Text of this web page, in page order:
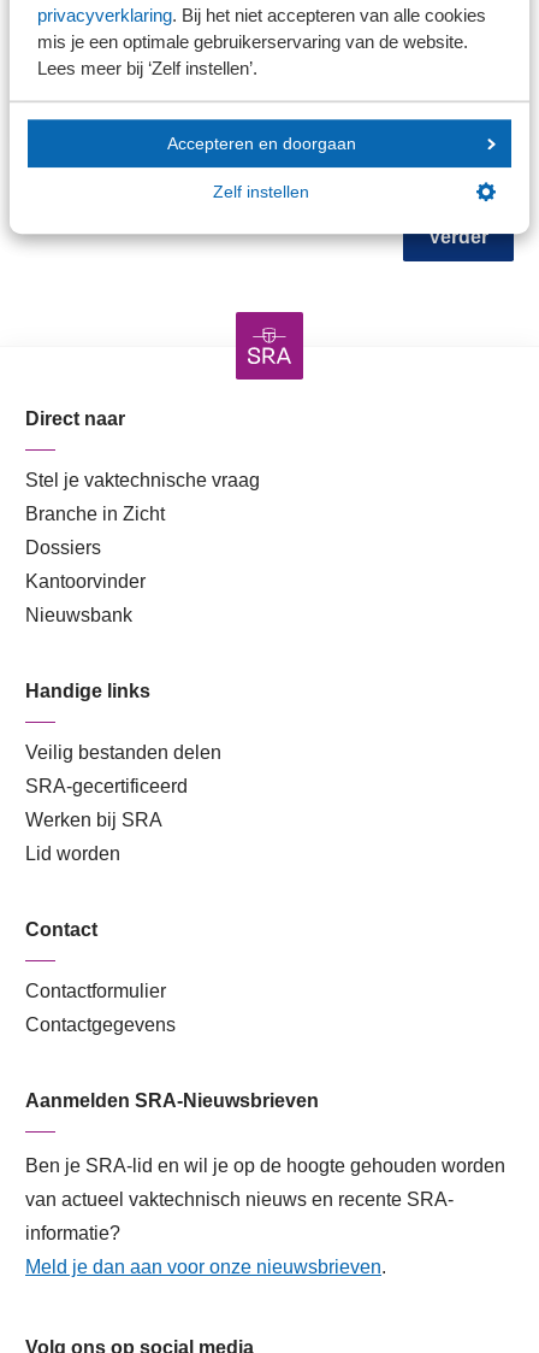
privacyverklaring. Bij het niet accepteren van alle cookies
mis je een optimale gebruikerservaring van de website.
Lees meer bij ‘Zelf instellen’.
Accepteren en doorgaan
Zelf instellen
Deelnemer toevoegen
Verder
Direct naar
Stel je vaktechnische vraag
Branche in Zicht
Dossiers
Kantoorvinder
Nieuwsbank
Handige links
Veilig bestanden delen
SRA-gecertificeerd
Werken bij SRA
Lid worden
Contact
Contactformulier
Contactgegevens
Aanmelden SRA-Nieuwsbrieven
Ben je SRA-lid en wil je op de hoogte gehouden worden
van actueel vaktechnisch nieuws en recente SRA-
informatie?
Meld je dan aan voor onze nieuwsbrieven.
Volg ons op social media